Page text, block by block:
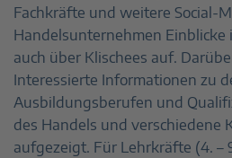
Fachkräfte und weitere Social-
Handelsunternehmen Einblicke
auch über Klischees auf.
Interessierte Informationen zu
Ausbildungsberufen und
des Handels und verschiedene
aufgezeigt. Für Lehrkräfte (4. –